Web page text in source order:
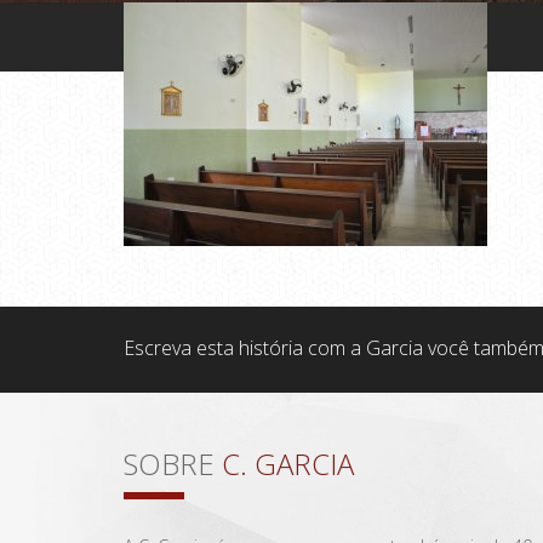
Escreva esta história com a Garcia você
SOBRE C. GARCIA